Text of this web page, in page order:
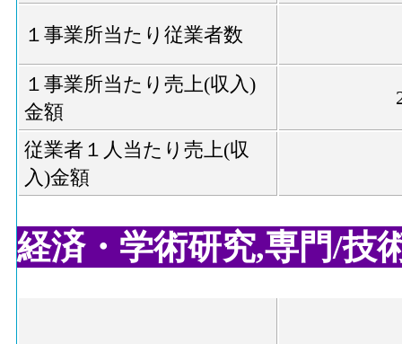
１事業所当たり従業者数
１事業所当たり売上(収入)
金額
従業者１人当たり売上(収
入)金額
経済・学術研究,専門/技